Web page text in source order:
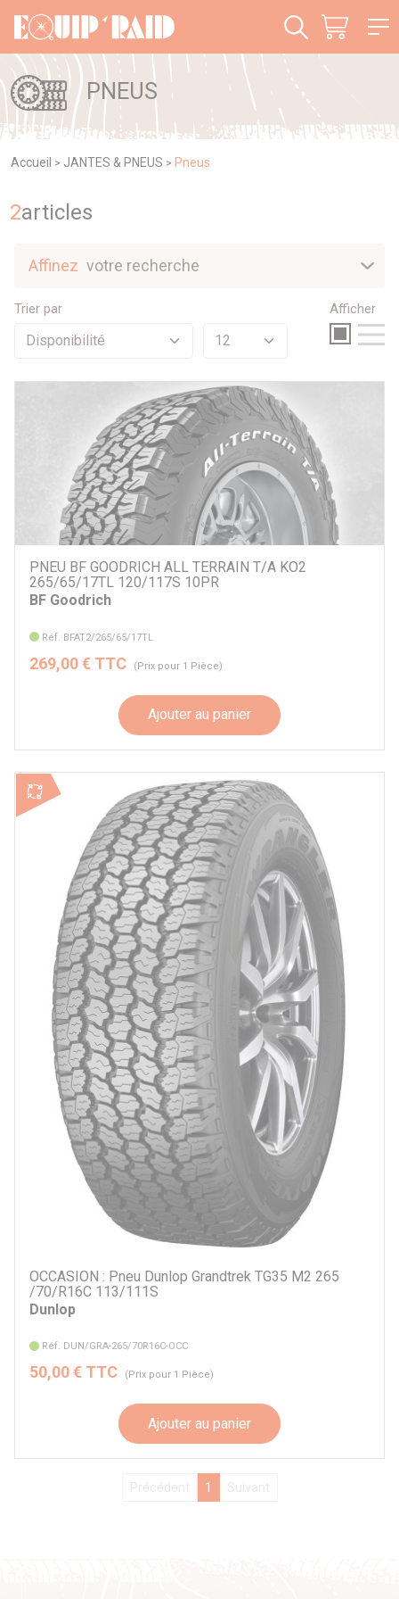
PNEUS
Accueil > JANTES & PNEUS > Pneus
2articles
Trier par Afficher
PNEU BF GOODRICH ALL TERRAIN T/A KO2
265/65/17TL 120/117S 10PR
BF Goodrich
Réf. BFAT2/265/65/17TL
269,00 € TTC (Prix pour 1 Pièce)
Ajouter au panier
OCCASION : Pneu Dunlop Grandtrek TG35 M2 265
/70/R16C 113/111S
Dunlop
Réf. DUN/GRA-265/70R16C-OCC
50,00 € TTC (Prix pour 1 Pièce)
Ajouter au panier
Précédent 1 Suivant
Affinez votre recherche
Promotions
Par marque
Dunlop
Autre
Par véhicule
Panneau de gestion des cookies